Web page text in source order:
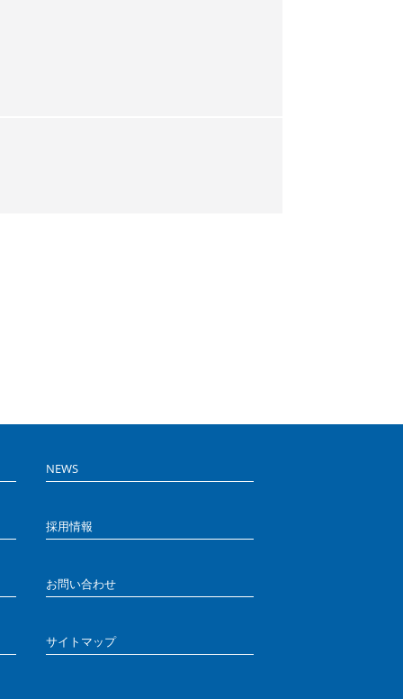
NEWS
採用情報
お問い合わせ
サイトマップ